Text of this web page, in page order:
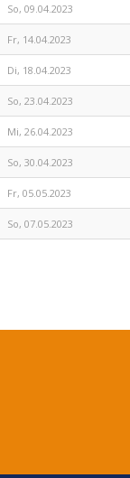
So, 09.04.2023
Fr, 14.04.2023
Di, 18.04.2023
So, 23.04.2023
Mi, 26.04.2023
So, 30.04.2023
Fr, 05.05.2023
So, 07.05.2023